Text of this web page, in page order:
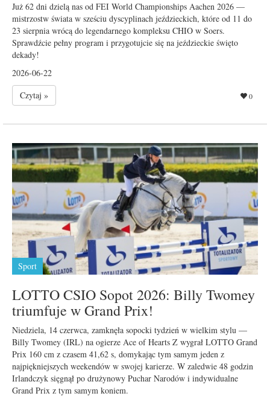
Już 62 dni dzielą nas od FEI World Championships Aachen 2026 —
mistrzostw świata w sześciu dyscyplinach jeździeckich, które od 11 do
23 sierpnia wrócą do legendarnego kompleksu CHIO w Soers.
Sprawdźcie pełny program i przygotujcie się na jeździeckie święto
dekady!
2026-06-22
Czytaj »
0
Sport
LOTTO CSIO Sopot 2026: Billy Twomey
triumfuje w Grand Prix!
Niedziela, 14 czerwca, zamknęła sopocki tydzień w wielkim stylu —
Billy Twomey (IRL) na ogierze Ace of Hearts Z wygrał LOTTO Grand
Prix 160 cm z czasem 41,62 s, domykając tym samym jeden z
najpiękniejszych weekendów w swojej karierze. W zaledwie 48 godzin
Irlandczyk sięgnął po drużynowy Puchar Narodów i indywidualne
Grand Prix z tym samym koniem.